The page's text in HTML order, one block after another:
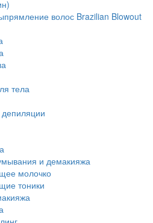
волос Brazilian Blowout
тела
и демакияжа
молочко
тоники